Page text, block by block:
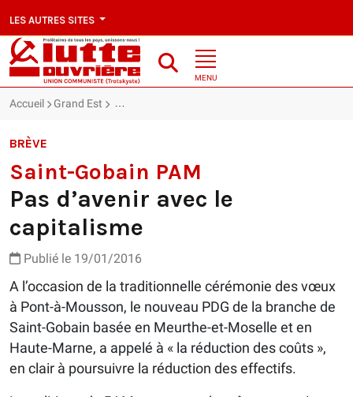
LES AUTRES SITES
MENU
Accueil Grand Est Saint-Gobain PAM : Pas d’avenir avec le
BRÈVE
Saint-Gobain PAM
Pas d’avenir avec le
capitalisme
Publié le 19/01/2016
A l’occasion de la traditionnelle cérémonie des vœux
à Pont-à-Mousson, le nouveau PDG de la branche de
Saint-Gobain basée en Meurthe-et-Moselle et en
Haute-Marne, a appelé à « la réduction des coûts »,
en clair à poursuivre la réduction des effectifs.